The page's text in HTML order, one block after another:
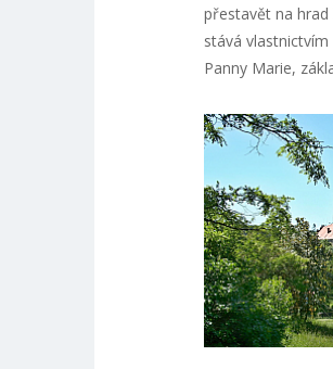
přestavět na
stává
Panny Marie,